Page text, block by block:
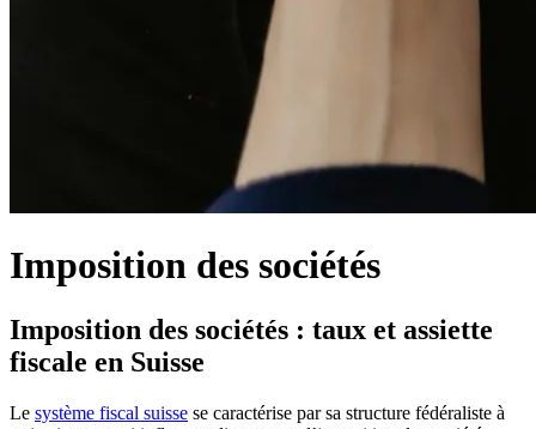
Imposition des sociétés
Imposition des sociétés : taux et assiette
fiscale en Suisse
Le système fiscal suisse se caractérise par sa structure fédéraliste à